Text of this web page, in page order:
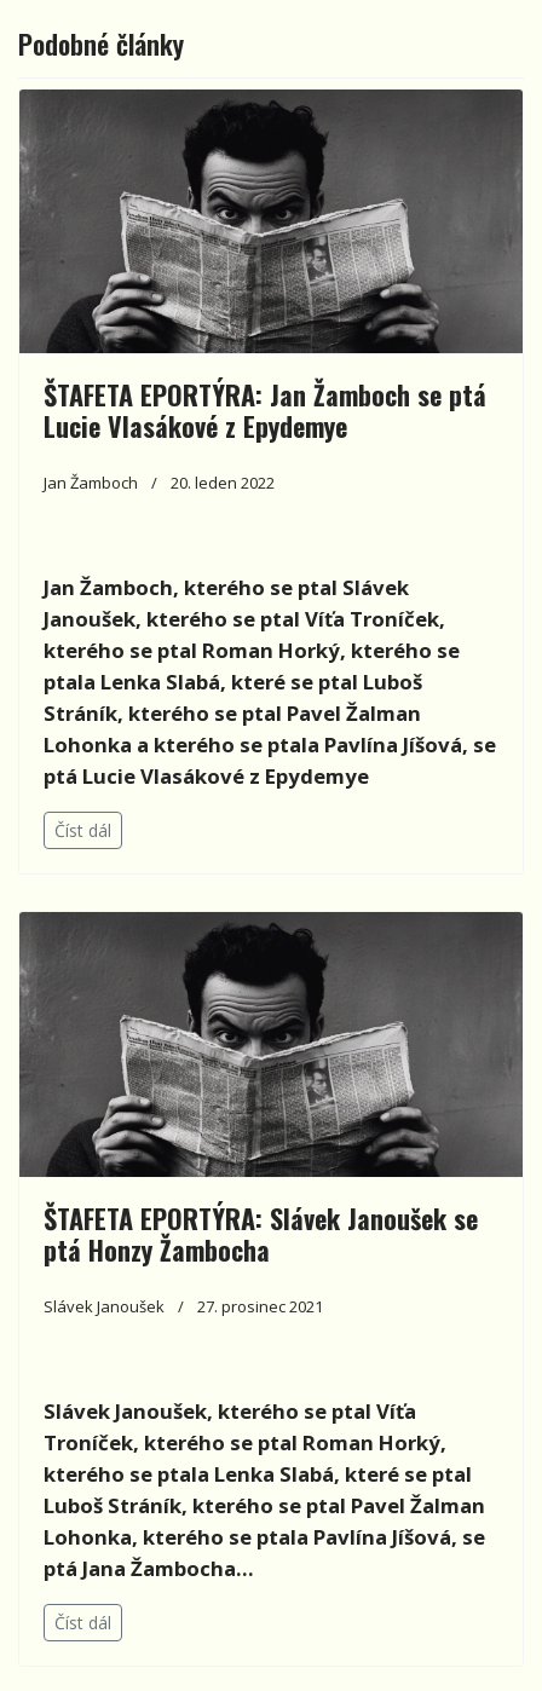
Podobné články
ŠTAFETA EPORTÝRA: Jan Žamboch se ptá
Lucie Vlasákové z Epydemye
Jan Žamboch 20. leden 2022
Jan Žamboch, kterého se ptal Slávek
Janoušek, kterého se ptal Víťa Troníček,
kterého se ptal Roman Horký, kterého se
ptala Lenka Slabá, které se ptal Luboš
Stráník, kterého se ptal Pavel Žalman
Lohonka a kterého se ptala Pavlína Jíšová, se
ptá Lucie Vlasákové z Epydemye
Číst dál
ŠTAFETA EPORTÝRA: Slávek Janoušek se
ptá Honzy Žambocha
Slávek Janoušek 27. prosinec 2021
Slávek Janoušek, kterého se ptal Víťa
Troníček, kterého se ptal Roman Horký,
kterého se ptala Lenka Slabá, které se ptal
Luboš Stráník, kterého se ptal Pavel Žalman
Lohonka, kterého se ptala Pavlína Jíšová, se
ptá Jana Žambocha...
Číst dál